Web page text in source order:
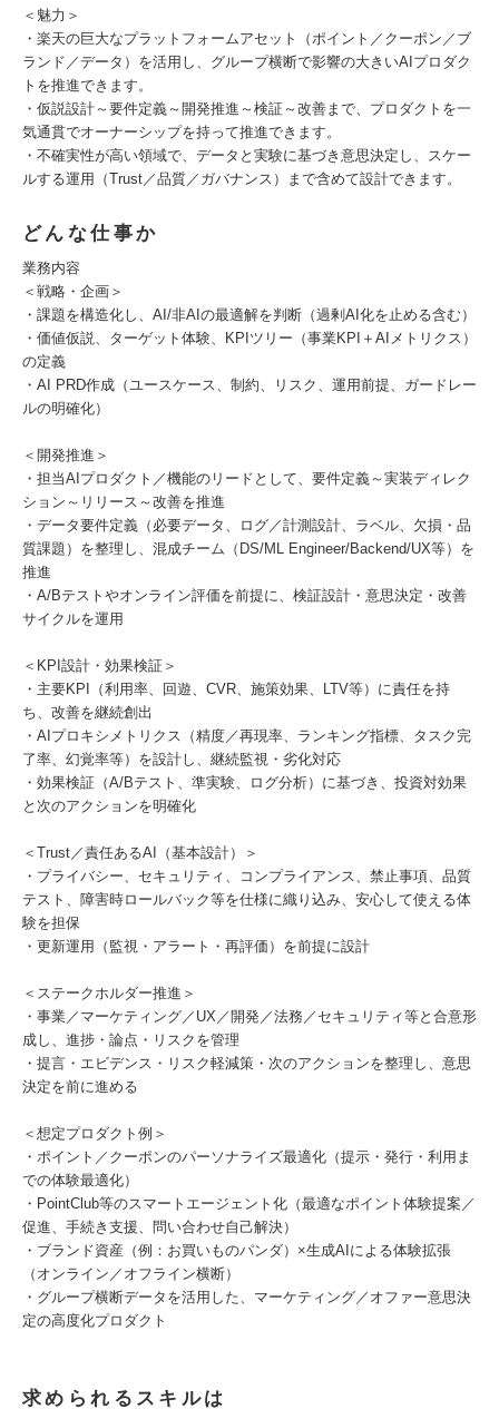
＜魅力＞
・楽天の巨大なプラットフォームアセット（ポイント／クーポン／ブ
ランド／データ）を活用し、グループ横断で影響の大きいAIプロダク
トを推進できます。
・仮説設計～要件定義～開発推進～検証～改善まで、プロダクトを一
気通貫でオーナーシップを持って推進できます。
・不確実性が高い領域で、データと実験に基づき意思決定し、スケー
ルする運用（Trust／品質／ガバナンス）まで含めて設計できます。
どんな仕事か
業務内容
＜戦略・企画＞
・課題を構造化し、AI/非AIの最適解を判断（過剰AI化を止める含む）
・価値仮説、ターゲット体験、KPIツリー（事業KPI＋AIメトリクス）
の定義
・AI PRD作成（ユースケース、制約、リスク、運用前提、ガードレー
ルの明確化）
＜開発推進＞
・担当AIプロダクト／機能のリードとして、要件定義～実装ディレク
ション～リリース～改善を推進
・データ要件定義（必要データ、ログ／計測設計、ラベル、欠損・品
質課題）を整理し、混成チーム（DS/ML Engineer/Backend/UX等）を
推進
・A/Bテストやオンライン評価を前提に、検証設計・意思決定・改善
サイクルを運用
＜KPI設計・効果検証＞
・主要KPI（利用率、回遊、CVR、施策効果、LTV等）に責任を持
ち、改善を継続創出
・AIプロキシメトリクス（精度／再現率、ランキング指標、タスク完
了率、幻覚率等）を設計し、継続監視・劣化対応
・効果検証（A/Bテスト、準実験、ログ分析）に基づき、投資対効果
と次のアクションを明確化
＜Trust／責任あるAI（基本設計）＞
・プライバシー、セキュリティ、コンプライアンス、禁止事項、品質
テスト、障害時ロールバック等を仕様に織り込み、安心して使える体
験を担保
・更新運用（監視・アラート・再評価）を前提に設計
＜ステークホルダー推進＞
・事業／マーケティング／UX／開発／法務／セキュリティ等と合意形
成し、進捗・論点・リスクを管理
・提言・エビデンス・リスク軽減策・次のアクションを整理し、意思
決定を前に進める
＜想定プロダクト例＞
・ポイント／クーポンのパーソナライズ最適化（提示・発行・利用ま
での体験最適化）
・PointClub等のスマートエージェント化（最適なポイント体験提案／
促進、手続き支援、問い合わせ自己解決）
・ブランド資産（例：お買いものパンダ）×生成AIによる体験拡張
（オンライン／オフライン横断）
・グループ横断データを活用した、マーケティング／オファー意思決
定の高度化プロダクト
求められるスキルは